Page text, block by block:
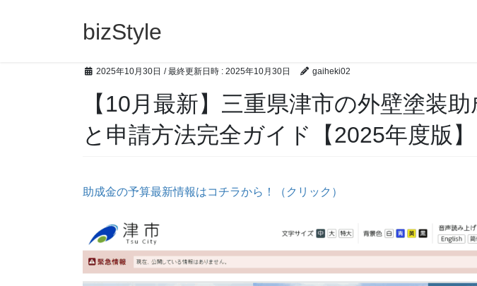
bizStyle
2025年10月30日 / 最終更新日時 : 2025年10月30日 gaiheki02
【10月最新】三重県津市の外壁塗装
と申請方法完全ガイド【2025年度版】
助成金の予算最新情報はコチラから！（クリック）